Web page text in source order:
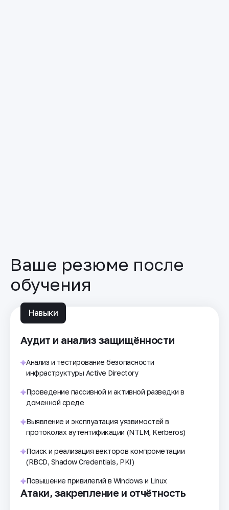
Ваше резюме после
обучения
Навыки
Аудит и анализ защищённости
Анализ и тестирование безопасности
инфраструктуры Active Directory
Проведение пассивной и активной разведки в
доменной среде
Выявление и эксплуатация уязвимостей в
протоколах аутентификации (NTLM, Kerberos)
Поиск и реализация векторов компрометации
(RBCD, Shadow Credentials, PKI)
Повышение привилегий в Windows и Linux
Атаки, закрепление и отчётность